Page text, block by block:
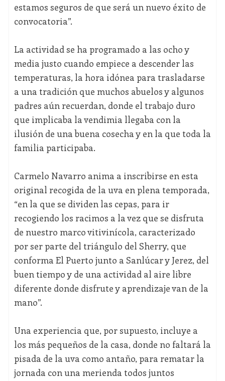
estamos seguros de que será un nuevo éxito de
convocatoria”.
La actividad se ha programado a las ocho y
media justo cuando empiece a descender las
temperaturas, la hora idónea para trasladarse
a una tradición que muchos abuelos y algunos
padres aún recuerdan, donde el trabajo duro
que implicaba la vendimia llegaba con la
ilusión de una buena cosecha y en la que toda la
familia participaba.
Carmelo Navarro anima a inscribirse en esta
original recogida de la uva en plena temporada,
“en la que se dividen las cepas, para ir
recogiendo los racimos a la vez que se disfruta
de nuestro marco vitivinícola, caracterizado
por ser parte del triángulo del Sherry, que
conforma El Puerto junto a Sanlúcar y Jerez, del
buen tiempo y de una actividad al aire libre
diferente donde disfrute y aprendizaje van de la
mano”.
Una experiencia que, por supuesto, incluye a
los más pequeños de la casa, donde no faltará la
pisada de la uva como antaño, para rematar la
jornada con una merienda todos juntos